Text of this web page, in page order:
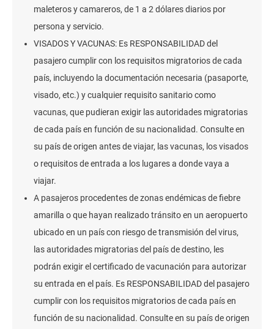
maleteros y camareros, de 1 a 2 dólares diarios por
persona y servicio.
VISADOS Y VACUNAS: Es RESPONSABILIDAD del
pasajero cumplir con los requisitos migratorios de cada
país, incluyendo la documentación necesaria (pasaporte,
visado, etc.) y cualquier requisito sanitario como
vacunas, que pudieran exigir las autoridades migratorias
de cada país en función de su nacionalidad. Consulte en
su país de origen antes de viajar, las vacunas, los visados
o requisitos de entrada a los lugares a donde vaya a
viajar.
A pasajeros procedentes de zonas endémicas de fiebre
amarilla o que hayan realizado tránsito en un aeropuerto
ubicado en un país con riesgo de transmisión del virus,
las autoridades migratorias del país de destino, les
podrán exigir el certificado de vacunación para autorizar
su entrada en el país. Es RESPONSABILIDAD del pasajero
cumplir con los requisitos migratorios de cada país en
función de su nacionalidad. Consulte en su país de origen